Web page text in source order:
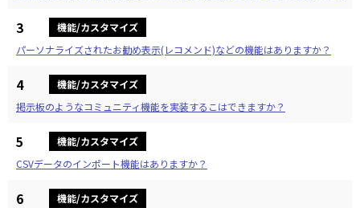
3
機能/カスタマイズ
パーソナライズされたお勧め表示(レコメンド)などの機能はありますか？
4
機能/カスタマイズ
掲示板のようなコミュニティ機能を実装するこはできますか？
5
機能/カスタマイズ
CSVデータのインポート機能はありますか？
6
機能/カスタマイズ